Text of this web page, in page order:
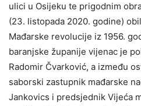
ulici u Osijeku te prigodnim
(23. listopada 2020. godine)
Mađarske revolucije iz 1956.
baranjske županije vijenac je
Radomir Čvarković, a između
saborski zastupnik mađarske
Jankovics i predsjednik Vijeća